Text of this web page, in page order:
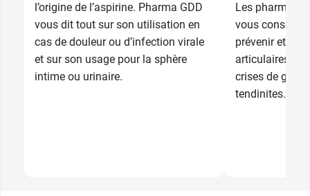
l’origine de l’aspirine. Pharma GDD
vous dit tout sur son utilisation en
cas de douleur ou d’infection virale
et sur son usage pour la sphère
intime ou urinaire.
Les
vous
prévenir et de
articulaires,
crises de
tendinites.